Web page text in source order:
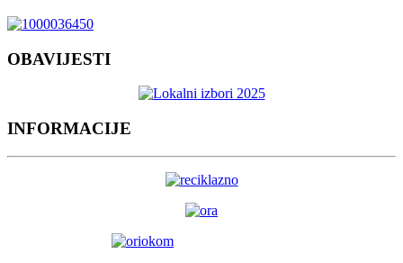
OBAVIJESTI
INFORMACIJE